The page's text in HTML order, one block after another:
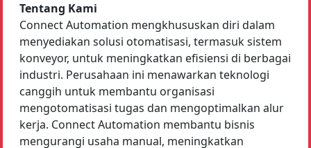
Tentang Kami
Connect Automation mengkhususkan diri dalam
menyediakan solusi otomatisasi, termasuk sistem
konveyor, untuk meningkatkan efisiensi di berbagai
industri. Perusahaan ini menawarkan teknologi
canggih untuk membantu organisasi
mengotomatisasi tugas dan mengoptimalkan alur
kerja. Connect Automation membantu bisnis
mengurangi usaha manual, meningkatkan